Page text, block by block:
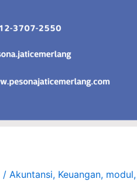
/ Akuntansi, Keuangan, modul,